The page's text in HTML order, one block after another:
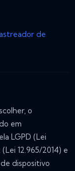
de
o
em
LGPD (Lei
12.965/2014) e
dispositivo